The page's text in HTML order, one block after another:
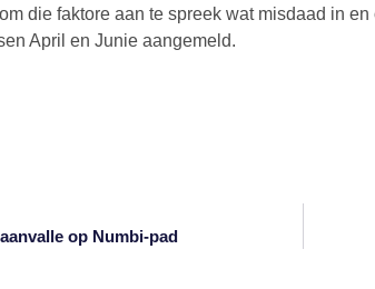
die faktore aan te spreek wat misdaad in en
April en Junie aangemeld.
op Numbi-pad